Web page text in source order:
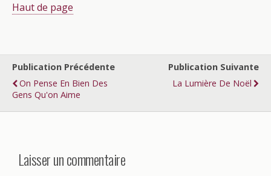
Haut de page
Publication Précédente
On Pense En Bien Des
Gens Qu'on Aime
Publication Suivante
La Lumière De Noël
Laisser un commentaire